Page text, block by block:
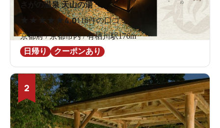
さがの温泉 天山の湯
★ ★ ★4.0116件の口コミ
京都府 / 京都市内 / 有栖川駅176m
日帰り
クーポンあり
2